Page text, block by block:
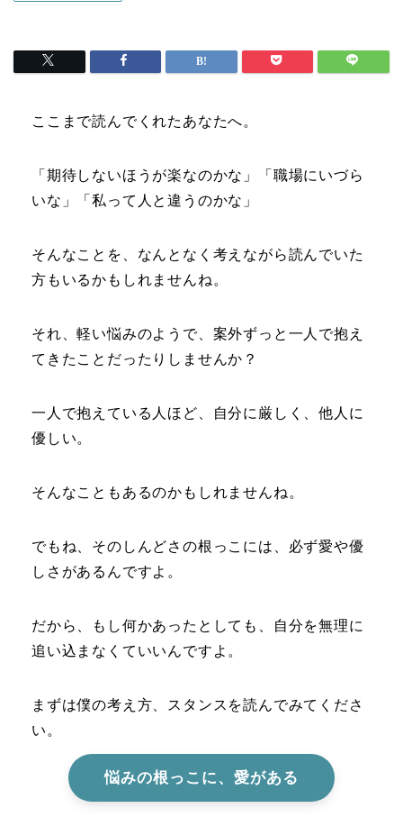
ここまで読んでくれたあなたへ。
「期待しないほうが楽なのかな」「職場にいづら
いな」「私って人と違うのかな」
そんなことを、なんとなく考えながら読んでいた
方もいるかもしれませんね。
それ、軽い悩みのようで、案外ずっと一人で抱え
てきたことだったりしませんか？
一人で抱えている人ほど、自分に厳しく、他人に
優しい。
そんなこともあるのかもしれませんね。
でもね、そのしんどさの根っこには、必ず愛や優
しさがあるんですよ。
だから、もし何かあったとしても、自分を無理に
追い込まなくていいんですよ。
まずは僕の考え方、スタンスを読んでみてくださ
い。
悩みの根っこに、愛がある